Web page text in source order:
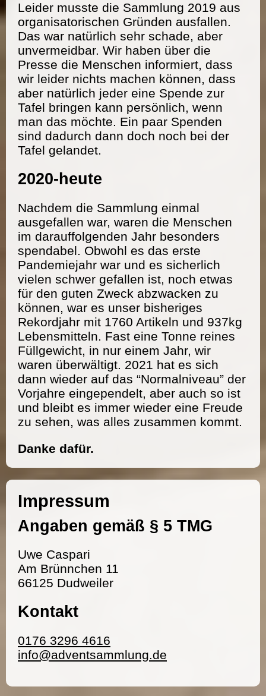
Leider musste die Sammlung 2019 aus
organisatorischen Gründen ausfallen.
Das war natürlich sehr schade, aber
unvermeidbar. Wir haben über die
Presse die Menschen informiert, dass
wir leider nichts machen können, dass
aber natürlich jeder eine Spende zur
Tafel bringen kann persönlich, wenn
man das möchte. Ein paar Spenden
sind dadurch dann doch noch bei der
Tafel gelandet.
2020-heute
Nachdem die Sammlung einmal
ausgefallen war, waren die Menschen
im darauffolgenden Jahr besonders
spendabel. Obwohl es das erste
Pandemiejahr war und es sicherlich
vielen schwer gefallen ist, noch etwas
für den guten Zweck abzwacken zu
können, war es unser bisheriges
Rekordjahr mit 1760 Artikeln und 937kg
Lebensmitteln. Fast eine Tonne reines
Füllgewicht, in nur einem Jahr, wir
waren überwältigt. 2021 hat es sich
dann wieder auf das “Normalniveau” der
Vorjahre eingependelt, aber auch so ist
und bleibt es immer wieder eine Freude
zu sehen, was alles zusammen kommt.
Danke dafür.
Impressum
Angaben gemäß § 5 TMG
Uwe Caspari
Am Brünnchen 11
66125 Dudweiler
Kontakt
0176 3296 4616
info@adventsammlung.de